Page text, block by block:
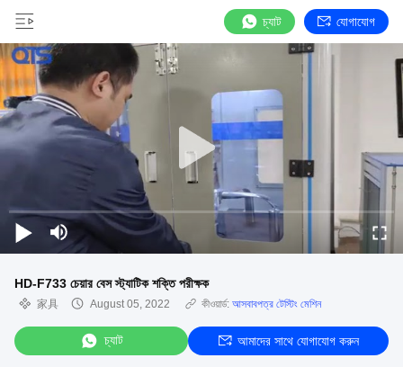
চ্যাট যোগাযোগ
HD-F733 চেয়ার বেস স্ট্যাটিক শক্তি পরীক্ষক
家具 August 05, 2022 কীওয়ার্ড: আসবাবপত্র টেস্টিং মেশিন
চ্যাট আমাদের সাথে যোগাযোগ করুন